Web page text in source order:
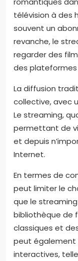
télévision à des
souvent un
revanche, le
regarder des
des plateformes
La diffusion
collective, avec
Le streaming,
permettant de
et depuis
Internet.
En termes de
peut limiter le
que le
bibliothèque de
classiques et
peut également
interactives,